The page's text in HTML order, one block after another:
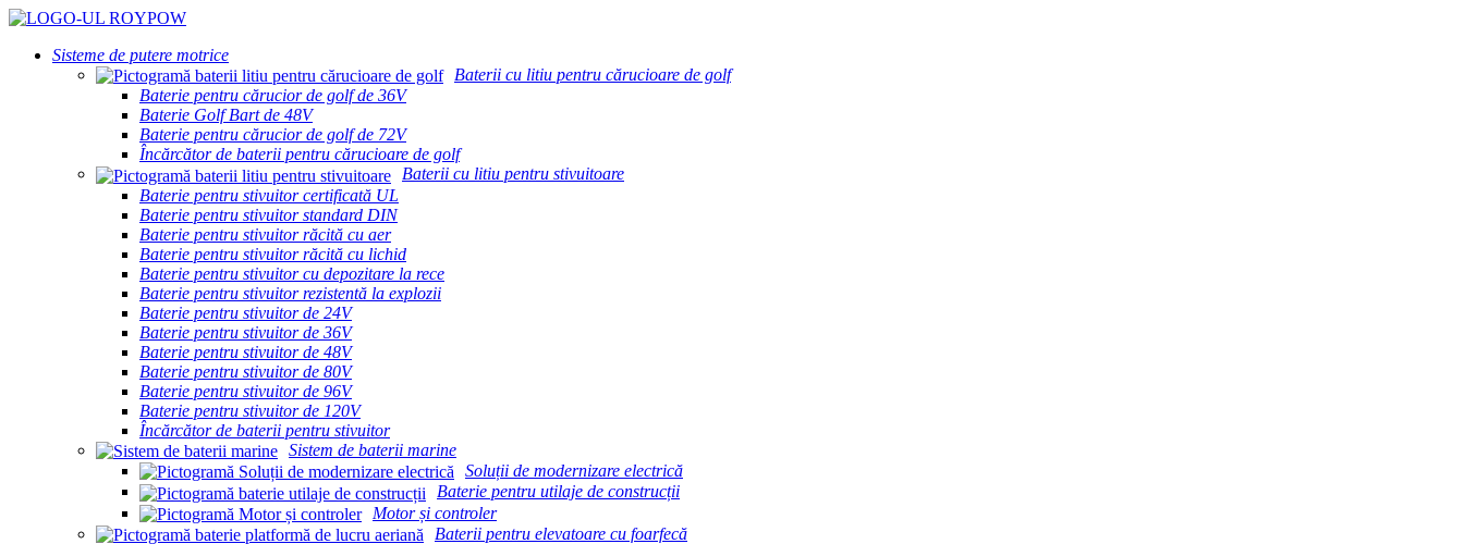
Sisteme de putere motrice
Baterii cu litiu pentru cărucioare de golf
Baterie pentru cărucior de golf de 36V
Baterie Golf Bart de 48V
Baterie pentru cărucior de golf de 72V
Încărcător de baterii pentru cărucioare de golf
Baterii cu litiu pentru stivuitoare
Baterie pentru stivuitor certificată UL
Baterie pentru stivuitor standard DIN
Baterie pentru stivuitor răcită cu aer
Baterie pentru stivuitor răcită cu lichid
Baterie pentru stivuitor cu depozitare la rece
Baterie pentru stivuitor rezistentă la explozii
Baterie pentru stivuitor de 24V
Baterie pentru stivuitor de 36V
Baterie pentru stivuitor de 48V
Baterie pentru stivuitor de 80V
Baterie pentru stivuitor de 96V
Baterie pentru stivuitor de 120V
Încărcător de baterii pentru stivuitor
Sistem de baterii marine
Soluții de modernizare electrică
Baterie pentru utilaje de construcții
Motor și controler
Baterii pentru elevatoare cu foarfecă